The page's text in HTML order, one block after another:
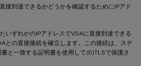
接到達できるかどうかを確認するためにIPアド
いずれかのIPアドレスでVDAに直接到達できる
との直接接続を確立します。この接続は、ステ
と一致する証明書を使用して(D)TLSで保護さ